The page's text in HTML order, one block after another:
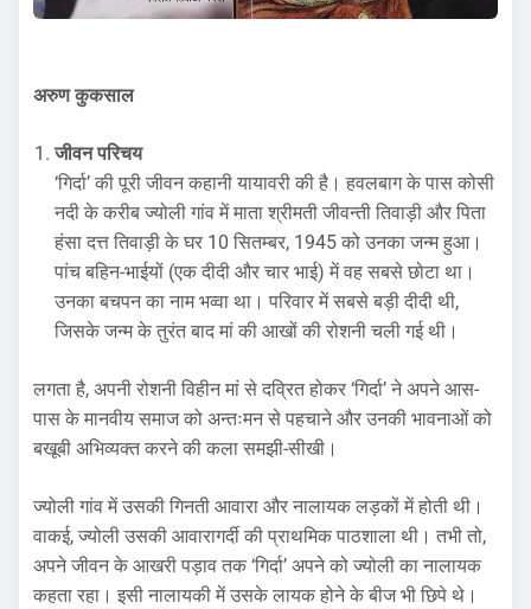
अरुण कुकसाल
जीवन परिचय
‘गिर्दा’ की पूरी जीवन कहानी यायावरी की है। हवलबाग के पास कोसी
नदी के करीब ज्योली गांव में माता श्रीमती जीवन्ती तिवाड़ी और पिता
हंसा दत्त तिवाड़ी के घर 10 सितम्बर, 1945 को उनका जन्म हुआ।
पांच बहिन-भाईयों (एक दीदी और चार भाई) में वह सबसे छोटा था।
उनका बचपन का नाम भव्वा था। परिवार में सबसे बड़ी दीदी थी,
जिसके जन्म के तुरंत बाद मां की आखों की रोशनी चली गई थी।
लगता है, अपनी रोशनी विहीन मां से दव्रित होकर ‘गिर्दा’ ने अपने आस-
पास के मानवीय समाज को अन्तःमन से पहचाने और उनकी भावनाओं को
बखूबी अभिव्यक्त करने की कला समझी-सीखी।
ज्योली गांव में उसकी गिनती आवारा और नालायक लड़कों में होती थी।
वाकई, ज्योली उसकी आवारागर्दी की प्राथमिक पाठशाला थी। तभी तो,
अपने जीवन के आखरी पड़ाव तक ‘गिर्दा’ अपने को ज्योली का नालायक
कहता रहा। इसी नालायकी में उसके लायक होने के बीज भी छिपे थे।